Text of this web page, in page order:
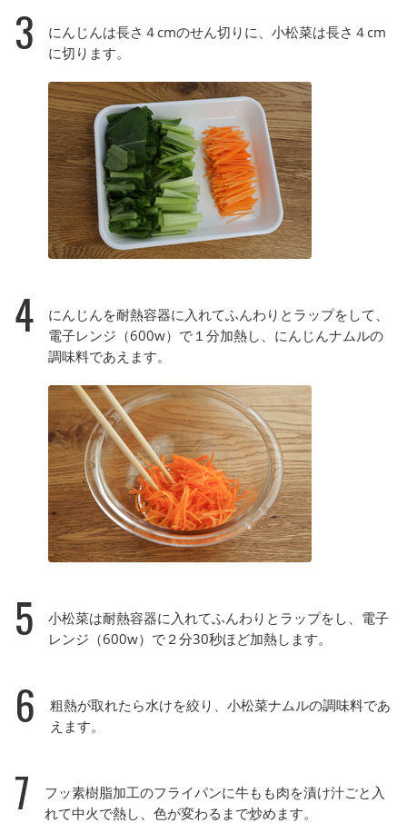
3
にんじんは長さ４cmのせん切りに、小松菜は長さ４cm
に切ります。
4
にんじんを耐熱容器に入れてふんわりとラップをして、
電子レンジ（600w）で１分加熱し、にんじんナムルの
調味料であえます。
5
小松菜は耐熱容器に入れてふんわりとラップをし、電子
レンジ（600w）で２分30秒ほど加熱します。
6
粗熱が取れたら水けを絞り、小松菜ナムルの調味料であ
えます。
7
フッ素樹脂加工のフライパンに牛もも肉を漬け汁ごと入
れて中火で熱し、色が変わるまで炒めます。